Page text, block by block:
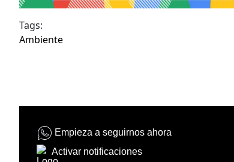
Tags:
Ambiente
Empieza a seguirnos ahora
Activar notificaciones